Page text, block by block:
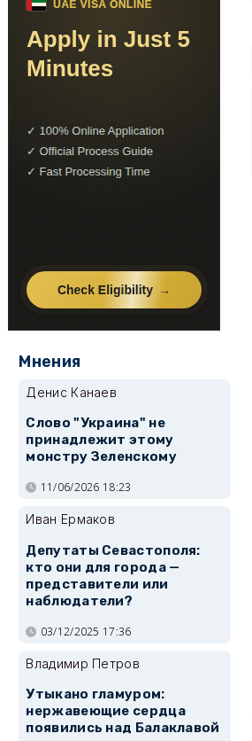
Мнения
Денис Канаев
Слово "Украина" не
принадлежит этому
монстру Зеленскому
11/06/2026 18:23
Иван Ермаков
Депутаты Севастополя:
кто они для города —
представители или
наблюдатели?
03/12/2025 17:36
Владимир Петров
Утыкано гламуром:
нержавеющие сердца
появились над Балаклавой